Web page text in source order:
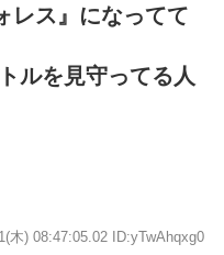
レス』になってて
ルを見守ってる人
木) 08:47:05.02 ID:yTwAhqxg0